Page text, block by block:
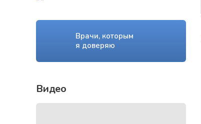
Врачи, которым
я доверяю
Видео